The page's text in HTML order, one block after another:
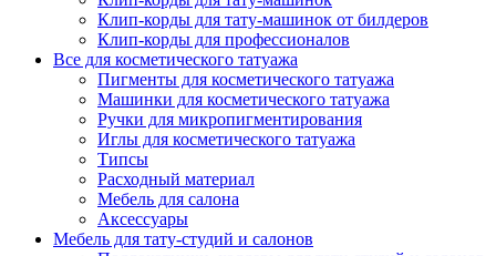
Клип-корды для тату-машинок от билдеров
Клип-корды для профессионалов
Все для косметического татуажа
Пигменты для косметического татуажа
Машинки для косметического татуажа
Ручки для микропигментирования
Иглы для косметического татуажа
Типсы
Расходный материал
Мебель для салона
Аксессуары
Мебель для тату-студий и салонов